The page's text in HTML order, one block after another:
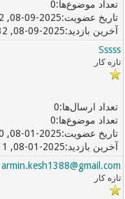
0
08-09-2025, 08:32 AM
08-09-2025, 08:32 AM
Sssss
تازه کار
0
0
08-01-2025, 03:10 PM
08-01-2025, 04:11 PM
armin.kesh1388@gmail.com
تازه کار